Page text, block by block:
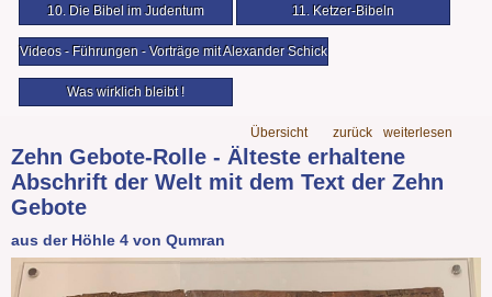
10. Die Bibel im Judentum 11. Ketzer-Bibeln
Videos - Führungen - Vorträge mit Alexander Schick
Was wirklich bleibt !
Übersicht zurück weiterlesen
Zehn Gebote-Rolle - Älteste erhaltene
Abschrift der Welt mit dem Text der Zehn
Gebote
aus der Höhle 4 von Qumran